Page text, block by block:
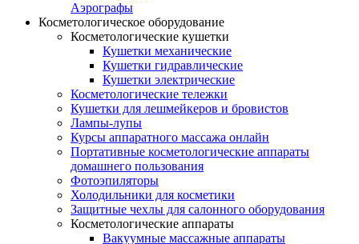
Аэрографы
Косметологическое оборудование
Косметологические кушетки
Кушетки механические
Кушетки гидравлические
Кушетки электрические
Косметологические тележки
Кушетки для лешмейкеров и бровистов
Лампы-лупы
Курсы аппаратного массажа онлайн
Портативные косметологические аппараты
домашнего пользования
Фотоэпиляторы
Холодильники для косметики
Защитные чехлы для салонного оборудования
Косметологические аппараты
Вакуумные массажные аппараты